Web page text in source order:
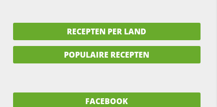
RECEPTEN PER LAND
POPULAIRE RECEPTEN
FACEBOOK